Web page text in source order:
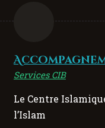
Services CIB
Le Centre
l’Islam